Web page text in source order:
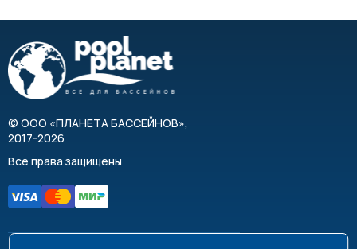
© ООО «ПЛАНЕТА БАССЕЙНОВ»,
2017-2026
Все права защищены